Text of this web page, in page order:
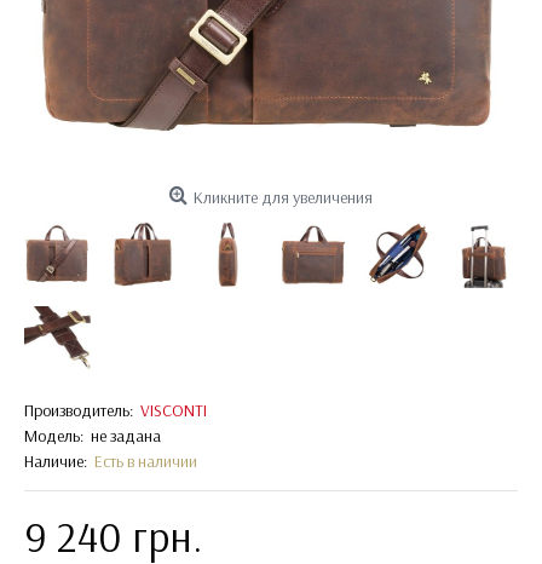
Кликните для увеличения
Производитель: VISCONTI
Модель: не задана
Наличие: Есть в наличии
9 240 грн.